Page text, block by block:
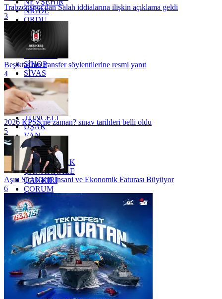
NEVŞEHİR
NİĞDE
ORDU
OSMANİYE
RİZE
SAKARYA
SİNOP
SİVAS
SİİRT
TEKİRDAĞ
TOKAT
TRABZON
TUNCELİ
UŞAK
VAN
YALOVA
YOZGAT
ZONGULDAK
ÇANAKKALE
ÇANKIRI
ÇORUM
İSTANBUL
İZMİR
ŞANLIURFA
ŞIRNAK
Trabzonspor'dan Salah iddialarına ilişkin açıklama geldi
3
Beşiktaş'tan transfer söylentilerine resmi yanıt
4
2026 KPSS ne zaman? sınav tarihleri belli oldu
5
Aşırı Sıcakların İnsani ve Ekonomik Faturası Büyüyor
6